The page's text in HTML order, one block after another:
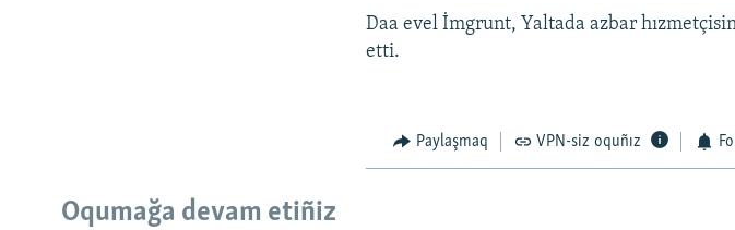
Daa evel İmgrunt, Yaltada azbar
etti.
Paylaşmaq VPN-siz oquñız
Oqumağa devam etiñiz